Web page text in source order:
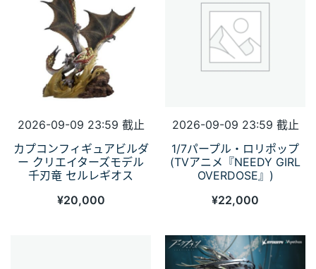
2026-09-09 23:59 截止
カプコンフィギュアビルダ
ー クリエイターズモデル
千刃竜 セルレギオス
¥20,000
2026-09-09 23:59 截止
1/7パープル・ロリポップ
(TVアニメ『NEEDY GIRL
OVERDOSE』)
¥22,000